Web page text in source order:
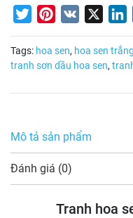
TwitterPinterest
VK
Tags: hoa sen, hoa sen trắng
tranh sơn dầu hoa sen,
Mô tả sản phẩm
Đánh giá (0)
Tranh hoa